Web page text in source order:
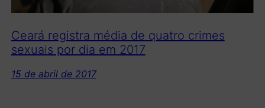
Ceará registra média de quatro crimes
sexuais por dia em 2017
15 de abril de 2017